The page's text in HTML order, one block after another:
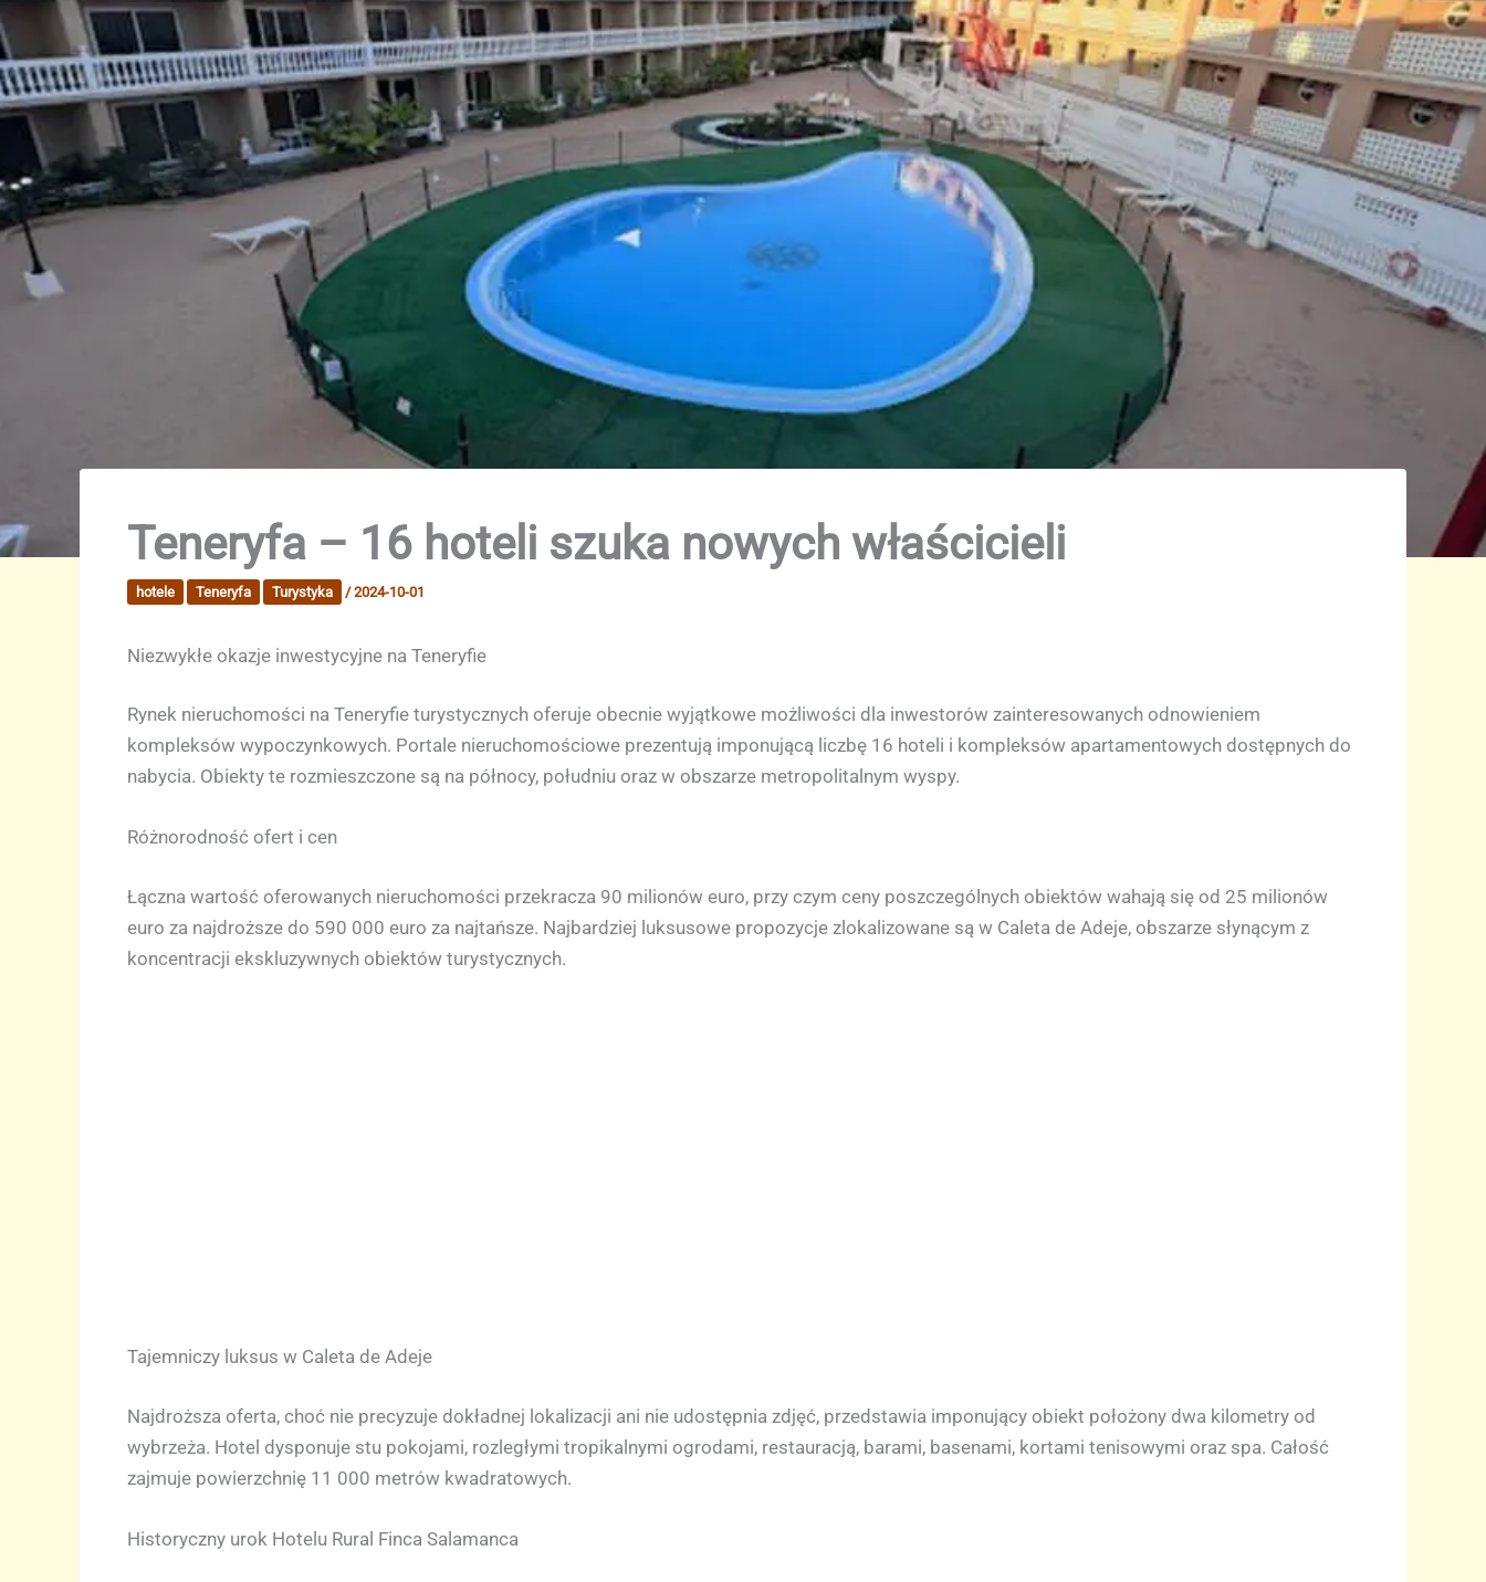
Teneryfa – 16 hoteli szuka nowych właścicieli
hotele Teneryfa Turystyka /2024-10-01
Niezwykłe okazje inwestycyjne na Teneryfie
Rynek nieruchomości na Teneryfie turystycznych oferuje obecnie wyjątkowe możliwości dla inwestorów zainteresowanych odnowieniem
kompleksów wypoczynkowych. Portale nieruchomościowe prezentują imponującą liczbę 16 hoteli i kompleksów apartamentowych dostępnych do
nabycia. Obiekty te rozmieszczone są na północy, południu oraz w obszarze metropolitalnym wyspy.
Różnorodność ofert i cen
Łączna wartość oferowanych nieruchomości przekracza 90 milionów euro, przy czym ceny poszczególnych obiektów wahają się od 25 milionów
euro za najdroższe do 590 000 euro za najtańsze. Najbardziej luksusowe propozycje zlokalizowane są w Caleta de Adeje, obszarze słynącym z
koncentracji ekskluzywnych obiektów turystycznych.
Tajemniczy luksus w Caleta de Adeje
Najdroższa oferta, choć nie precyzuje dokładnej lokalizacji ani nie udostępnia zdjęć, przedstawia imponujący obiekt położony dwa kilometry od
wybrzeża. Hotel dysponuje stu pokojami, rozległymi tropikalnymi ogrodami, restauracją, barami, basenami, kortami tenisowymi oraz spa. Całość
zajmuje powierzchnię 11 000 metrów kwadratowych.
Historyczny urok Hotelu Rural Finca Salamanca